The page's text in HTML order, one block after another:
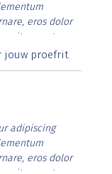
eros dolor
vitae erat.
rutrum lorem
jouw proefrit
adipiscing
eros dolor